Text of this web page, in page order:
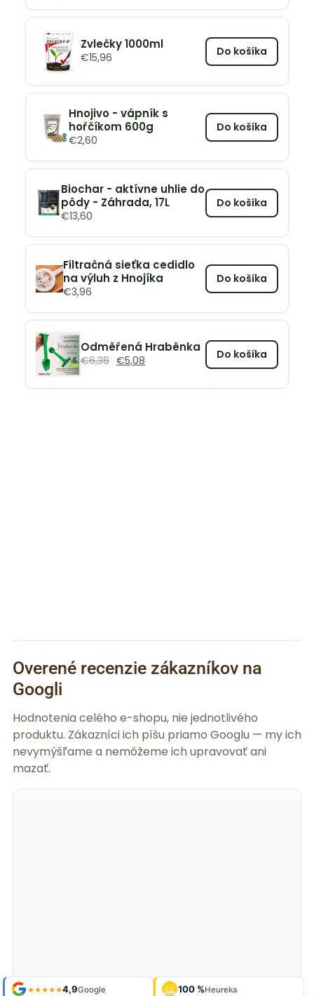
Zvlečky 1000ml
€15,96 Do košíka
Hnojivo - vápník s
hořčíkom 600g
€2,60
Do košíka
Biochar - aktívne uhlie do
pôdy - Záhrada, 17L
€13,60
Do košíka
Filtračná sieťka cedidlo
na výluh z Hnojíka
€3,96
Do košíka
Odměřená Hraběnka
€6,36 €5,08 Do košíka
Overené recenzie zákazníkov na
Googli
Hodnotenia celého e-shopu, nie jednotlivého
produktu. Zákazníci ich píšu priamo Googlu — my ich
nevymýšľame a nemôžeme ich upravovať ani
mazať.
★★★★★4,9Google OVĚŘENO
ZÁKAZNÍKY
Heureka 100 %Heureka
Shop roku'24 + '25 Galerie925 fotek
★★★★★4,9Google OVĚŘENO
ZÁKAZNÍKY
Heureka 100 %Heureka
Shop roku'24 + '25 Galerie925 fotek